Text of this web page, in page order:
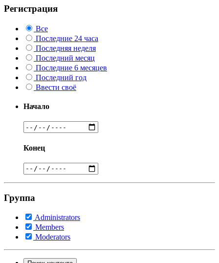
Регистрация
Все
Последние 24 часа
Последняя неделя
Последний месяц
Последние 6 месяцев
Последний год
Ввести своё
Начало
Конец
Группа
Administrators
Members
Moderators